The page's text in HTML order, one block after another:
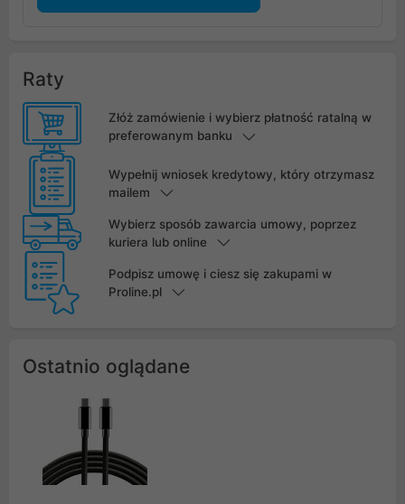
Raty
Złóż zamówienie i wybierz płatność ratalną w
preferowanym banku
Wypełnij wniosek kredytowy, który otrzymasz
mailem
Wybierz sposób zawarcia umowy, poprzez
kuriera lub online
Podpisz umowę i ciesz się zakupami w
Proline.pl
Ostatnio oglądane